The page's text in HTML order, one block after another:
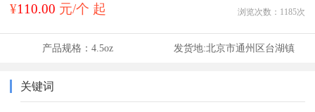
¥110.00 元/个 起 浏览次数： 1185次
产品规格：4.5oz 发货地:北京市通州区台湖镇
关键词